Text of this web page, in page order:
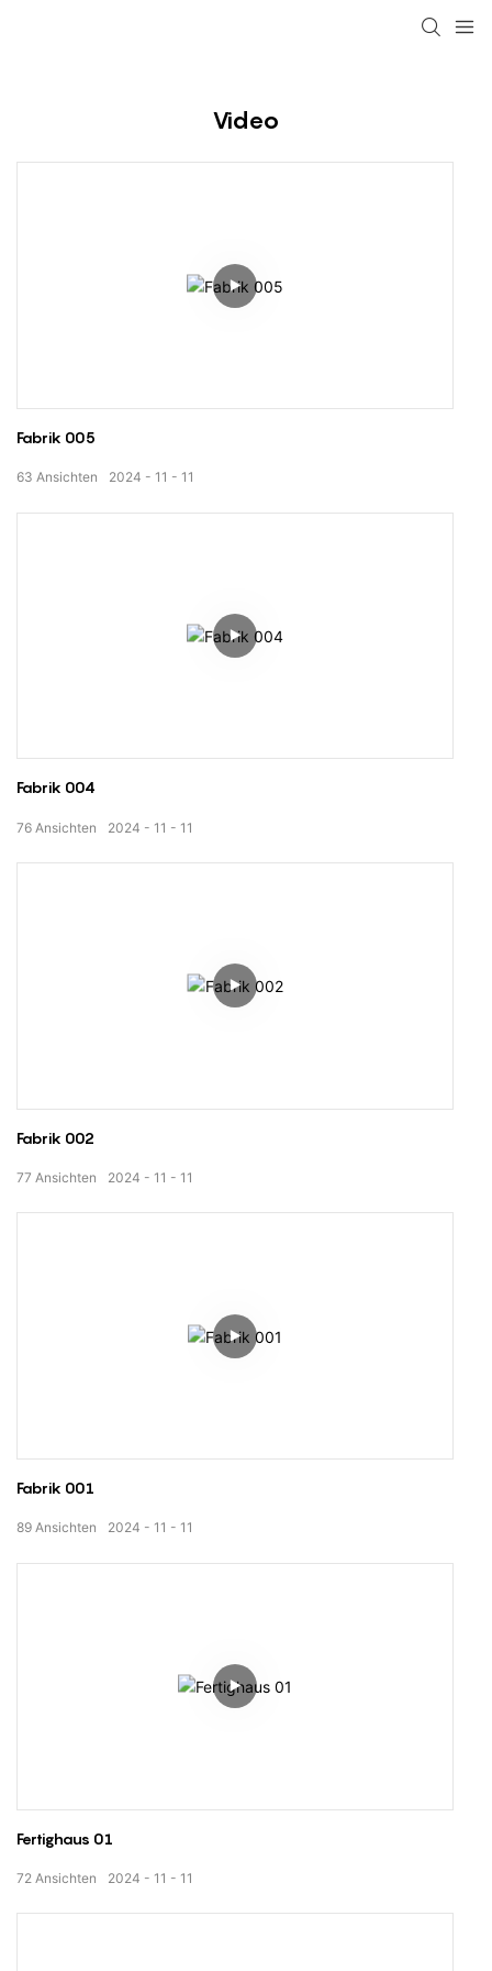
Video
Fabrik 005
2024 11 11
63 Ansichten
Fabrik 004
2024 11 11
76 Ansichten
Fabrik 002
2024 11 11
77 Ansichten
Fabrik 001
2024 11 11
89 Ansichten
Fertighaus 01
2024 11 11
72 Ansichten